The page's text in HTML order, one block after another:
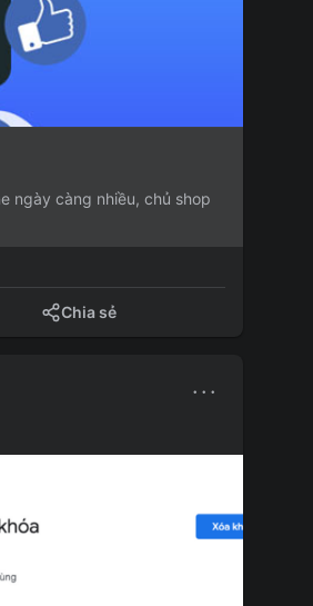
ngày càng nhiều, chủ shop
Chia sẻ
···